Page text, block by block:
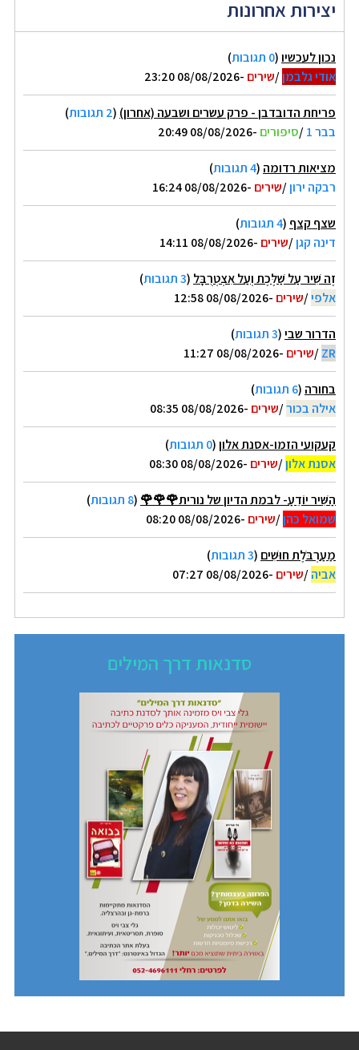
יצירות אחרונות
נכון לעכשיו(0 תגובות
)
אודי גלבמן/שירים -08/08/2026 23:20
פריחת הדובדבן - פרק עשרים ושבעה (אחרון) (2 תגובות
)
בבר 1
/סיפורים -08/08/2026 20:49
מציאות רדומה (4 תגובות
)
רבקה ירון/שירים -08/08/2026 16:24
שצף קצף (4 תגובות
)
דינה קגן/שירים -08/08/2026 14:11
זֶה שִׁיר עַל שַׁלֶּכֶת וְעַל אִצְטְרֻבָּל (3 תגובות
)
אלפי/שירים -08/08/2026 12:58
הדרור שבי(3 תגובות
)
ZR
/שירים -08/08/2026 11:27
בחורה (6 תגובות
)
אילה בכור/שירים -08/08/2026 08:35
קעקועי הזמו-אסנת אלון(0 תגובות
)
אסנת אלון/שירים -08/08/2026 08:30
הַשִּׁיר יוֹדֵעַ- לבמת הדיון של נורית🌹🌹🌹 (8 תגובות
)
שמואל כהן/שירים -08/08/2026 08:20
מַעַרְבֹּלֶת חוּשִׁים (3 תגובות
)
אביה/שירים -08/08/2026 07:27
סדנאות דרך המילים